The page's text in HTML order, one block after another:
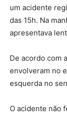
um acidente
das 15h. Na
apresentava
De acordo com
envolveram no
esquerda no
O acidente não